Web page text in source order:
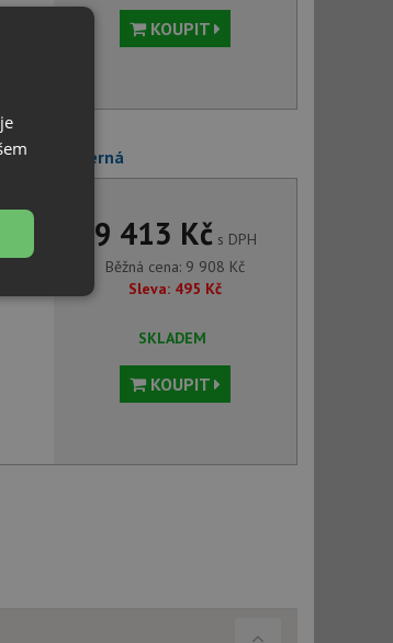
KOUPIT
matná černá
9 413 Kčs DPH
Běžná cena: 9 908 Kč
Sleva: 495 Kč
SKLADEM
KOUPIT